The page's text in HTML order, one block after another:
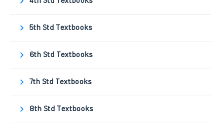
5th Std Textbooks
6th Std Textbooks
7th Std Textbooks
8th Std Textbooks